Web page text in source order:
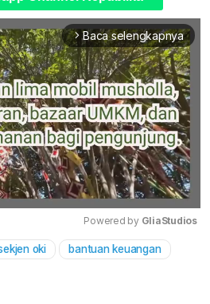
arrow_forward_ios Baca selengkapnya
Mute
Powered by GliaStudios
oki bantuan keuangan